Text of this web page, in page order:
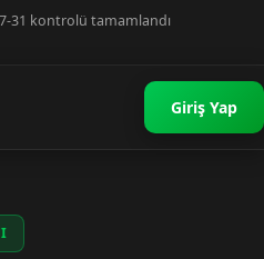
31 kontrolü tamamlandı
Giriş Yap